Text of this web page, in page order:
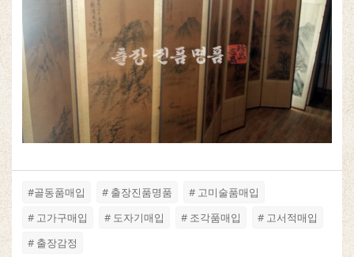
#골동품매입 # 출장진품명품
# 고미술품매입
# 고가구매입
# 도자기매입 # 조각품매입
# 고서적매입
# 출장감정